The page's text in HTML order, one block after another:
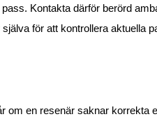
Kontakta därför berörd
för att kontrollera
en resenär saknar